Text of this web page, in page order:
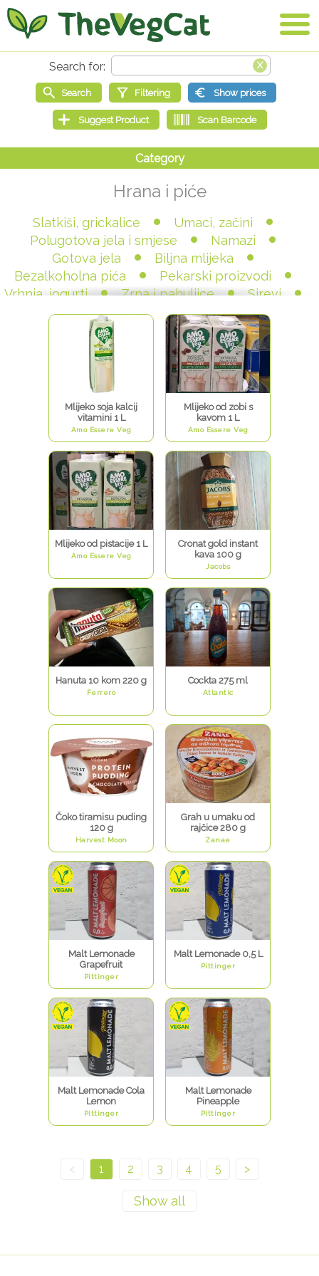
Hrana i piće
Slatkiši, grickalice
Umaci, začini
Polugotova jela i smjese
Namazi
Gotova jela
Biljna mlijeka
Bezalkoholna pića
Pekarski proizvodi
Vrhnja, jogurti
Zrna i pahuljice
Sirevi
Sladoledi
Kolači i torte
Naresci
Alkoholna pića
Tjestenine
Kava Deserti
Mlijeko soja kalcij
vitamini 1 L
Amo Essere Veg
Mlijeko od zobi s
kavom 1 L
Amo Essere Veg
Mlijeko od pistacije 1 L
Amo Essere Veg
Cronat gold instant
kava 100 g
Jacobs
Hanuta 10 kom 220 g
Ferrero
Cockta 275 ml
Atlantic
Čoko tiramisu puding
120 g
Harvest Moon
Grah u umaku od
rajčice 280 g
Zanae
Malt Lemonade
Grapefruit
Pittinger
Malt Lemonade 0,5 L
Pittinger
Malt Lemonade Cola
Lemon
Pittinger
Malt Lemonade
Pineapple
Pittinger
< 1 2 3 4 5 >